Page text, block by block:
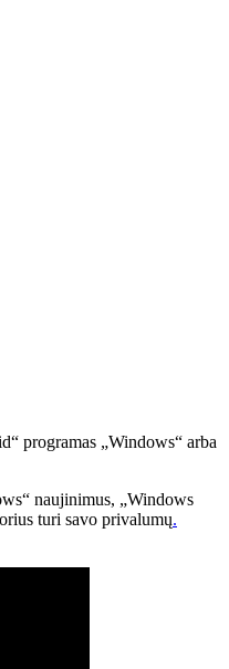
programas „Windows“ arba
naujinimus, „Windows
turi savo privalumų.